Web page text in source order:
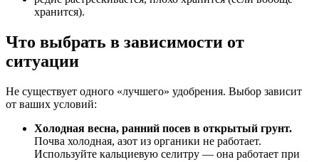
хранится).
Что выбрать в зависимости от
ситуации
Не существует одного «лучшего» удобрения. Выбор зависит
от ваших условий:
Холодная весна, ранний посев в открытый грунт.
Почва холодная, азот из органики не работает.
Используйте кальциевую селитру — она работает при